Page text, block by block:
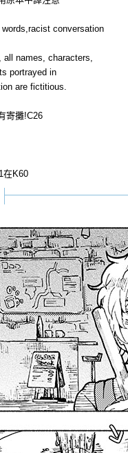
conversation
all names, characters,
portrayed in
are fictitious.
寄攤!C26
在K60